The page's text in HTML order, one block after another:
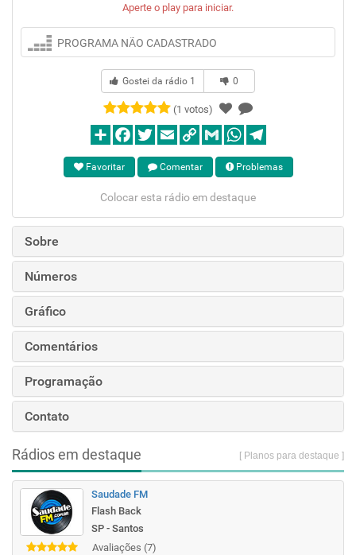
Aperte o play para iniciar.
PROGRAMA NÃO CADASTRADO
Gostei da rádio 1 0
(1 votos)
Favoritar Comentar Problemas
Colocar esta rádio em destaque
Sobre
Números
Gráfico
Comentários
Programação
Contato
Rádios em destaque [ Planos para destaque ]
Saudade FM
Flash Back
SP - Santos
Avaliações (7)